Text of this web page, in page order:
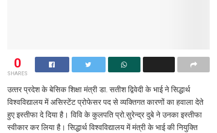
0
SHARES
उत्‍तर प्रदेश के बेसिक शिक्षा मंत्री डा. सतीश द्विवेदी के भाई ने सिद्धार्थ
विश्‍वविद्यालय में असिस्‍टेंट प्रोफेसर पद से व्‍यक्तिगत कारणों का हवाला देते
हुए इस्‍तीफा दे दिया है। विवि के कुलपति प्रो.सुरेन्‍द्र दुबे ने उनका इस्‍तीफा
स्‍वीकार कर लिया है। सिद्धार्थ विश्वविद्यालय में मंत्री के भाई की नियुक्ति